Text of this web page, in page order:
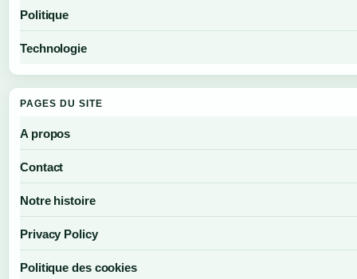
Politique
Technologie
PAGES DU SITE
A propos
Contact
Notre histoire
Privacy Policy
Politique des cookies